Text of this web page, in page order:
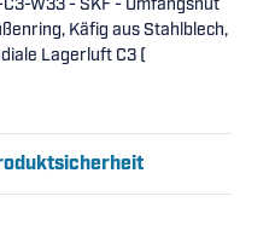
W33 - SKF - Umfangsnut
Käfig aus Stahlblech,
Lagerluft C3 (